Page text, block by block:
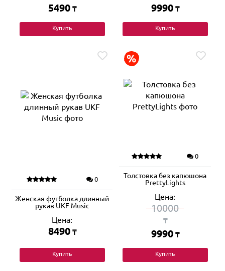
5490 ₸
Купить
9990 ₸
Купить
0
Женская футболка длинный
рукав UKF Music
Цена:
8490 ₸
Купить
0
Толстовка без капюшона
PrettyLights
Цена:
10000
₸
9990 ₸
Купить